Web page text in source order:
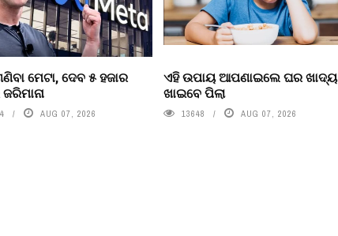
ମେଟା, ଦେବ ୫ ହଜାର
AUG 07, 2026
ଏହି ଉପାୟ ଆପଣାଇଲେ ଘର ଖାଦ୍ୟ
ଖାଇବେ ପିଲା
13648 AUG 07, 2026